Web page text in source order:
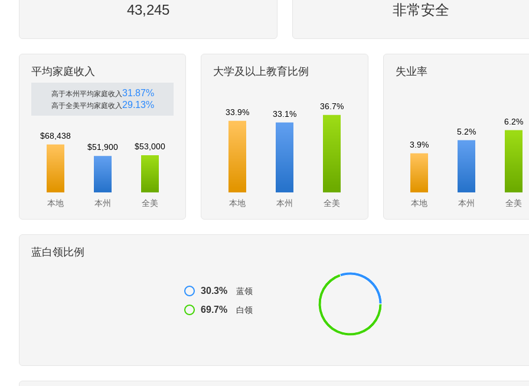
43,245 非常安全
平均家庭收入
高于本州平均家庭收入31.87%
高于全美平均家庭收入 29.13%
本地 本州 全美
$68,438
$51,900
$53,000
大学及以上教育比例
本地 本州 全美
33.9% 33.1%
36.7%
失业率
本地 本州 全美
3.9%
5.2%
6.2%
蓝白领比例
30.3% 蓝领
69.7% 白领